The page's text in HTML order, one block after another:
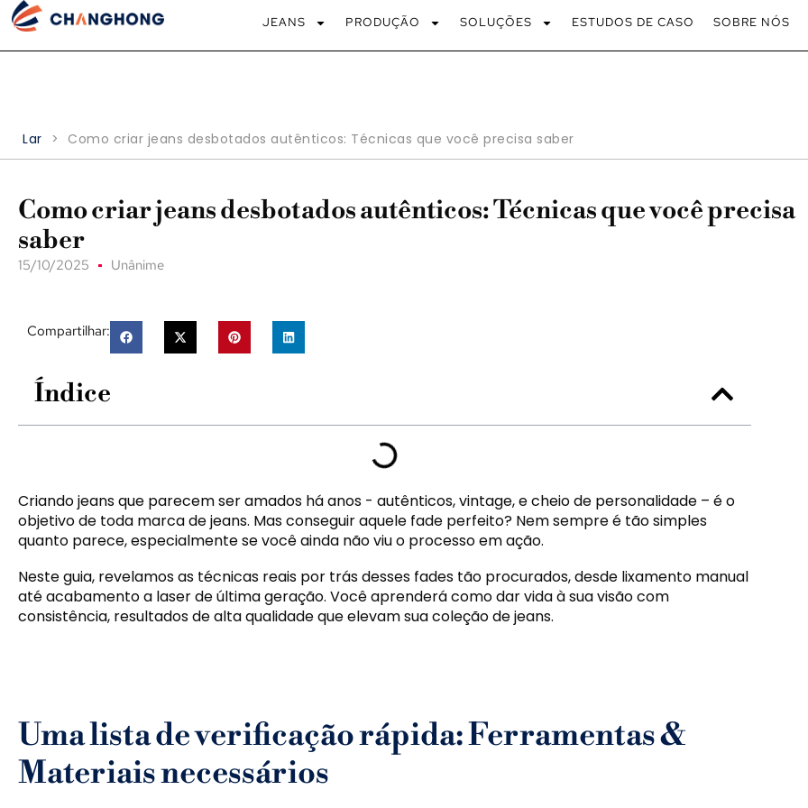
JEANS PRODUÇÃO SOLUÇÕES ESTUDOS DE CASO SOBRE NÓS
Lar > Como criar jeans desbotados autênticos: Técnicas que você precisa saber
Como criar jeans desbotados autênticos: Técnicas que você precisa
saber
15/10/2025 Unânime
Compartilhar:
Índice
Criando jeans que parecem ser amados há anos - autênticos, vintage, e cheio de personalidade – é o
objetivo de toda marca de jeans. Mas conseguir aquele fade perfeito? Nem sempre é tão simples
quanto parece, especialmente se você ainda não viu o processo em ação.
Neste guia, revelamos as técnicas reais por trás desses fades tão procurados, desde lixamento manual
até acabamento a laser de última geração. Você aprenderá como dar vida à sua visão com
consistência, resultados de alta qualidade que elevam sua coleção de jeans.
Uma lista de verificação rápida: Ferramentas &
Materiais necessários